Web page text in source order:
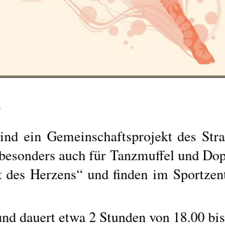
ein Gemeinschaftsprojekt des
auch für Tanzmuffel und
Herzens“ und finden im
dauert etwa 2 Stunden von 18.00